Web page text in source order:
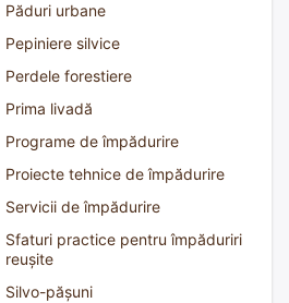
Păduri urbane
Pepiniere silvice
Perdele forestiere
Prima livadă
Programe de împădurire
Proiecte tehnice de împădurire
Servicii de împădurire
Sfaturi practice pentru împăduriri
reușite
Silvo-pășuni